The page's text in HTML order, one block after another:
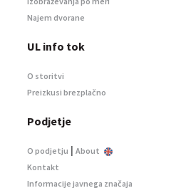
Najem dvorane
UL info tok
O storitvi
Preizkusi brezplačno
Podjetje
O podjetju | About
Kontakt
Informacije javnega značaja